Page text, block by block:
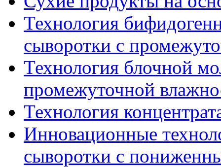
Технология
сыворотки с
Технология блочной
промежуточной
Технология
Инновационные
сыворотки с